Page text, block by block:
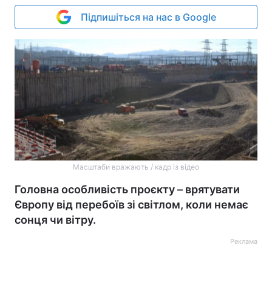
Підпишіться на нас в Google
Масштаби вражають / кадр із відео
Головна особливість проєкту – врятувати
Європу від перебоїв зі світлом, коли немає
сонця чи вітру.
Реклама